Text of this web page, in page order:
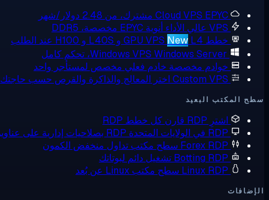
Cloud VPS EPYC مشترك، من 2.48 دولار/شهر
VPS عالي الأداء
أنوية EPYC مخصصة، DDR5
خطط GPU VPS
New L4 و L40S و H100 عند الطلب
Windows VPS Windows Server، تحكم كامل
خوادم مخصصة خادم فعلي مخصص لمستأجر واحد
Custom VPS اختر المعالج والذاكرة والقرص حسب حاجتك
سطح المكتب البعيد
اشترِ RDP
قارن كل خطط RDP
RDP في الولايات المتحدة
RDP بصلاحيات إدارية على عناوين IP أمريكية
Forex RDP سطح مكتب تداول منخفض الكمون
Botting RDP تشغيل دائم لبوتاتك
Linux RDP سطح مكتب Linux عن بُعد
الإضافات